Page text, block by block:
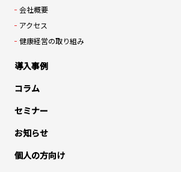
会社概要
アクセス
健康経営の取り組み
導入事例
コラム
セミナー
お知らせ
個人の方向け